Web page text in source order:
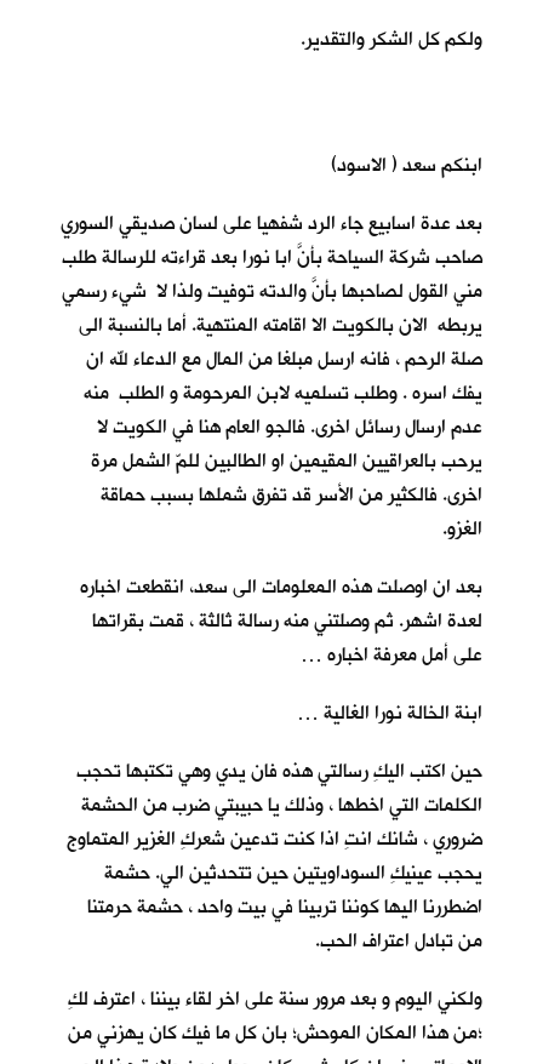
ولكم كل الشكر والتقدير.
ابنكم سعد ( الاسود)
بعد عدة اسابيع جاء الرد شفهيا على لسان صديقي السوري
صاحب شركة السياحة بأنَّ ابا نورا بعد قراءته للرسالة طلب
مني القول لصاحبها بأنَّ والدته توفيت ولذا لا شيء رسمي
يربطه الان بالكويت الا اقامته المنتهية. أما بالنسبة الى
صلة الرحم ، فانه ارسل مبلغا من المال مع الدعاء لله ان
يفك اسره . وطلب تسلميه لابن المرحومة و الطلب منه
عدم ارسال رسائل اخرى. فالجو العام هنا في الكويت لا
يرحب بالعراقيين المقيمين او الطالبين للمّ الشمل مرة
اخرى. فالكثير من الأسر قد تفرق شملها بسبب حماقة
الغزو.
بعد ان اوصلت هذه المعلومات الى سعد، انقطعت اخباره
لعدة اشهر. ثم وصلتني منه رسالة ثالثة ، قمت بقراتها
على أمل معرفة اخباره …
ابنة الخالة نورا الغالية …
حين اكتب اليكِ رسالتي هذه فان يدي وهي تكتبها تحجب
الكلمات التي اخطها ، وذلك يا حبيبتي ضرب من الحشمة
ضروري ، شانك انتِ اذا كنت تدعين شعركِ الغزير المتماوج
يحجب عينيكِ السوداويتين حين تتحدثين الي. حشمة
اضطررنا اليها كوننا تربينا في بيت واحد ، حشمة حرمتنا
من تبادل اعتراف الحب.
ولكني اليوم و بعد مرور سنة على اخر لقاء بيننا ، اعترف لكِ
؛من هذا المكان الموحش؛ بان كل ما فيك كان يهزني من